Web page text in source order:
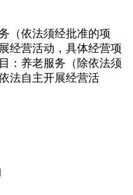
（依法须经批准的项
经营活动，具体经营项
：养老服务（除依法须
法自主开展经营活